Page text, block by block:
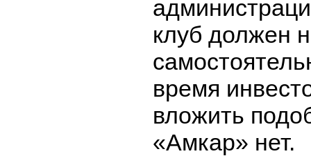
клуб должен
время
вложить
«Амкар» нет.